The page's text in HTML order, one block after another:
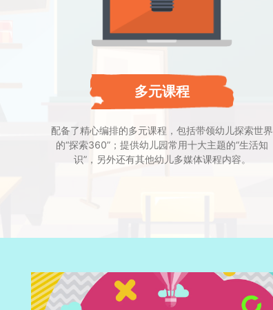
多元课程
配备了精心编排的多元课程，包括带领幼儿探索世界
的“探索360”；提供幼儿园常用十大主题的“生活知
识”，另外还有其他幼儿多媒体课程内容。